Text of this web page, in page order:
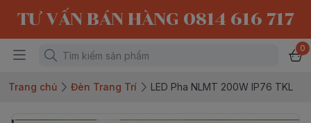
TƯ VẤN BÁN HÀNG 0814 616 717
0
Trang chủ Đèn Trang Trí LED Pha NLMT 200W IP76 TKL